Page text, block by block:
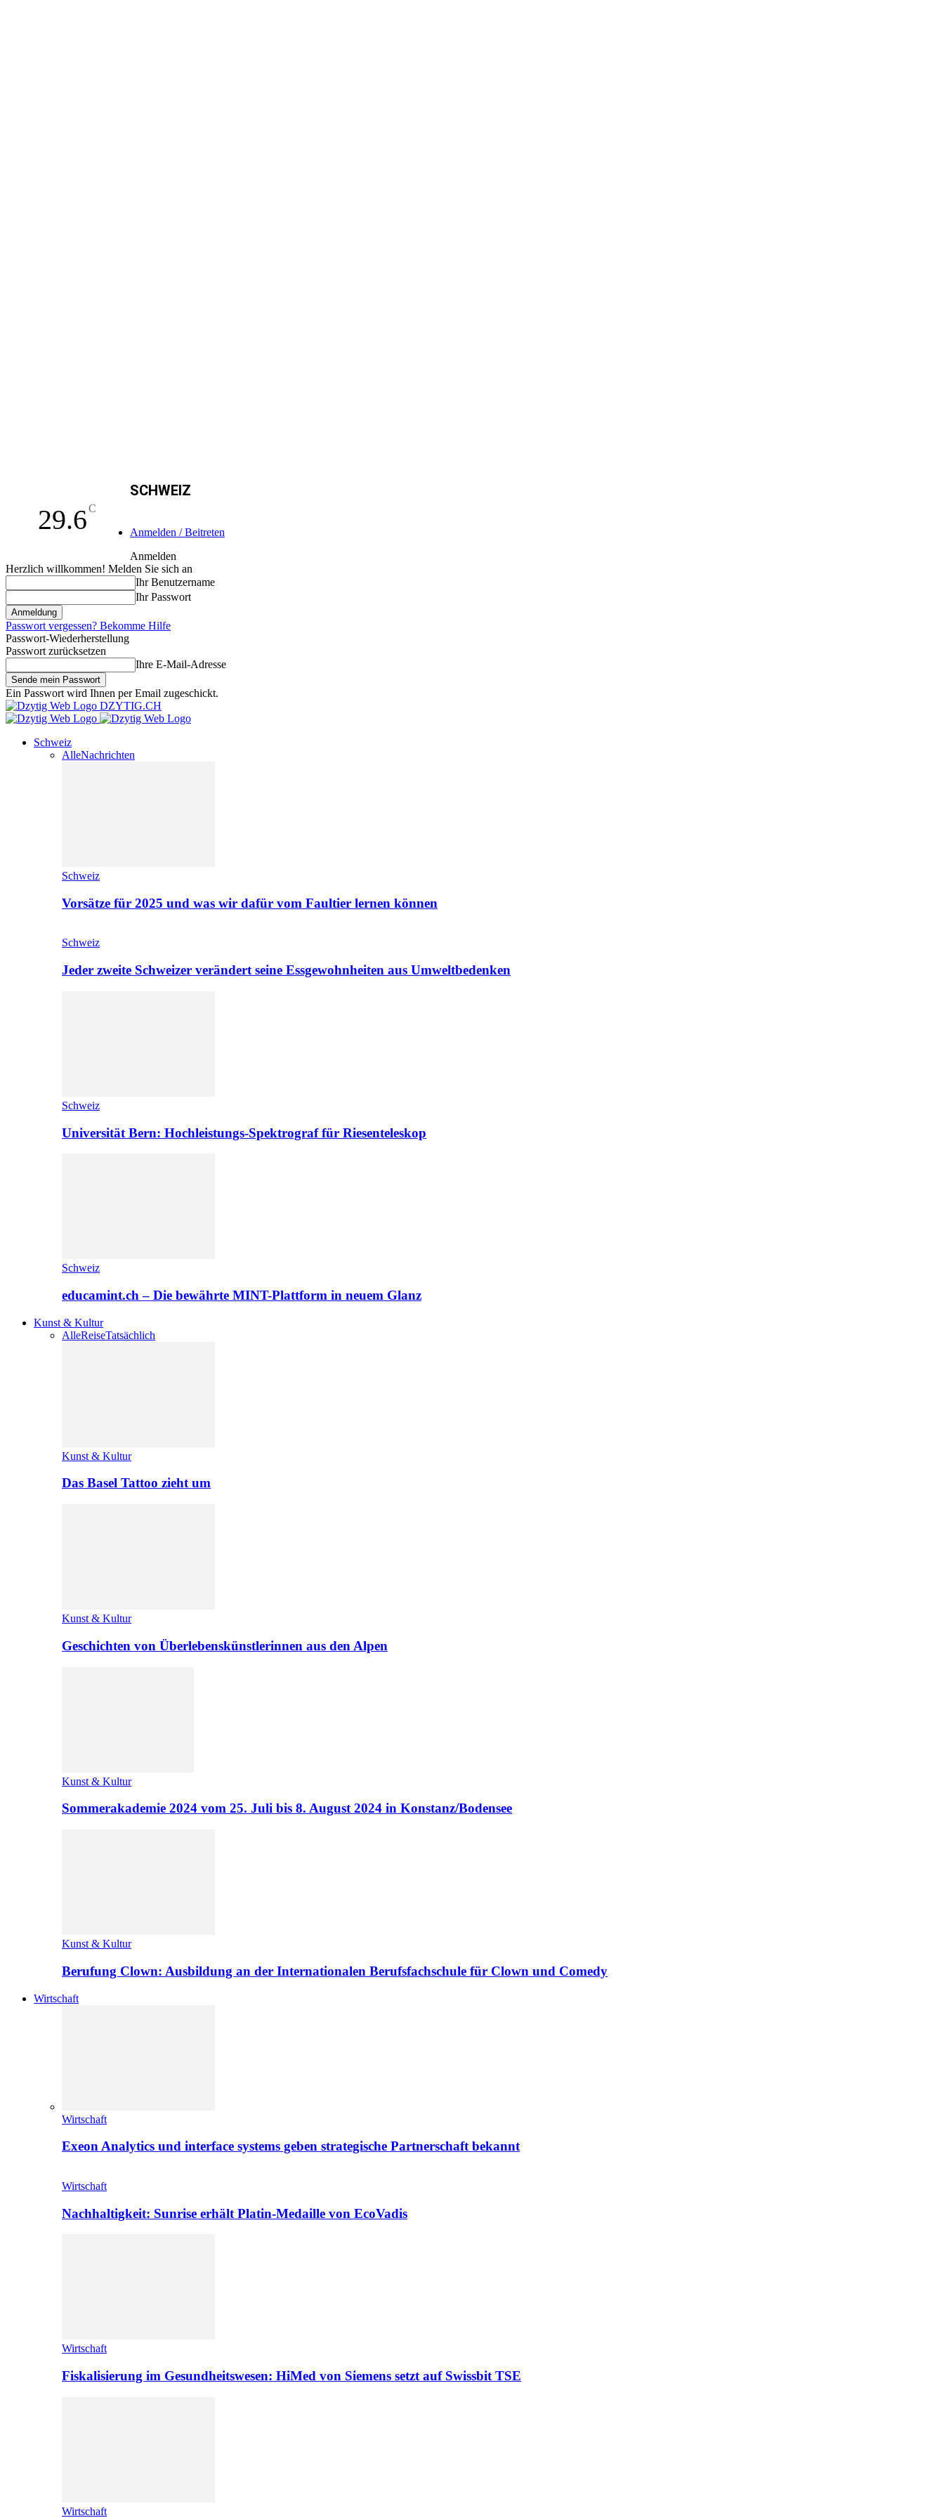
29.6C
SCHWEIZ
Anmelden / Beitreten
Anmelden
Herzlich willkommen! Melden Sie sich an
Ihr Benutzername
Ihr Passwort
Passwort vergessen? Bekomme Hilfe
Passwort-Wiederherstellung
Passwort zurücksetzen
Ihre E-Mail-Adresse
Ein Passwort wird Ihnen per Email zugeschickt.
DZYTIG.CH
Schweiz
AlleNachrichten
Schweiz
Vorsätze für 2025 und was wir dafür vom Faultier lernen können
Schweiz
Jeder zweite Schweizer verändert seine Essgewohnheiten aus Umweltbedenken
Schweiz
Universität Bern: Hochleistungs-Spektrograf für Riesenteleskop
Schweiz
educamint.ch – Die bewährte MINT-Plattform in neuem Glanz
Kunst & Kultur
AlleReiseTatsächlich
Kunst & Kultur
Das Basel Tattoo zieht um
Kunst & Kultur
Geschichten von Überlebenskünstlerinnen aus den Alpen
Kunst & Kultur
Sommerakademie 2024 vom 25. Juli bis 8. August 2024 in Konstanz/Bodensee
Kunst & Kultur
Berufung Clown: Ausbildung an der Internationalen Berufsfachschule für Clown und Comedy
Wirtschaft
Wirtschaft
Exeon Analytics und interface systems geben strategische Partnerschaft bekannt
Wirtschaft
Nachhaltigkeit: Sunrise erhält Platin-Medaille von EcoVadis
Wirtschaft
Fiskalisierung im Gesundheitswesen: HiMed von Siemens setzt auf Swissbit TSE
Wirtschaft